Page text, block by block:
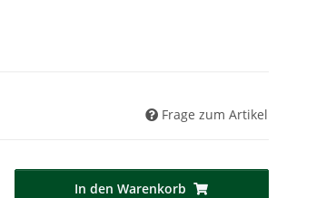
Frage zum Artikel
In den Warenkorb